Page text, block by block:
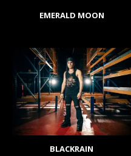
EMERALD MOON
BLACKRAIN